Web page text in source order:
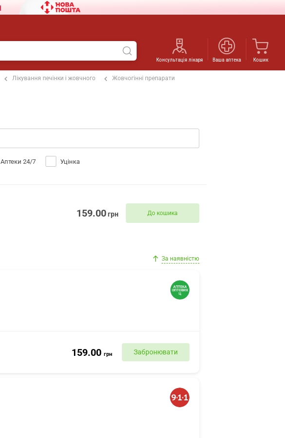
Консультація лікаря Ваша аптека Кошик
Лікування печінки і жовчного Жовчогінні препарати
Аптеки 24/7 Уцінка
159.00грн До кошика
За наявністю
159.00 грн Забронювати